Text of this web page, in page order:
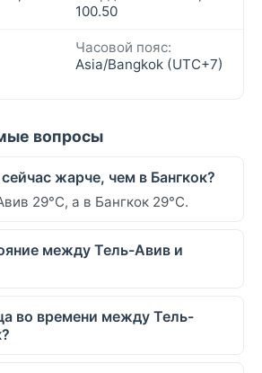
100.50
Часовой пояс:
Asia/Bangkok (UTC+7)
вопросы
жарче, чем в Бангкок?
29°C, а в Бангкок 29°C.
между Тель-Авив и
во времени между Тель-